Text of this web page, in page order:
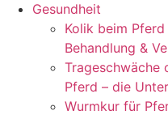
Gesundheit
Kolik beim
Behandlung &
Trageschwäche
Pferd – die
Wurmkur für